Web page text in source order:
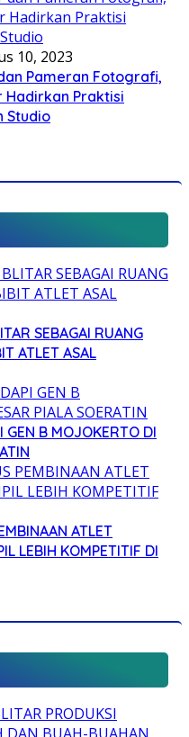
10, 2023
Pameran Fotografi,
Hadirkan Praktisi
Studio
SEBAGAI RUANG
ATLET ASAL
GEN B MOJOKERTO DI
ATLET
LEBIH KOMPETITIF DI